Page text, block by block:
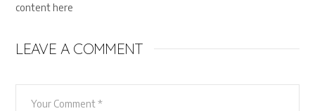
content here
LEAVE A COMMENT